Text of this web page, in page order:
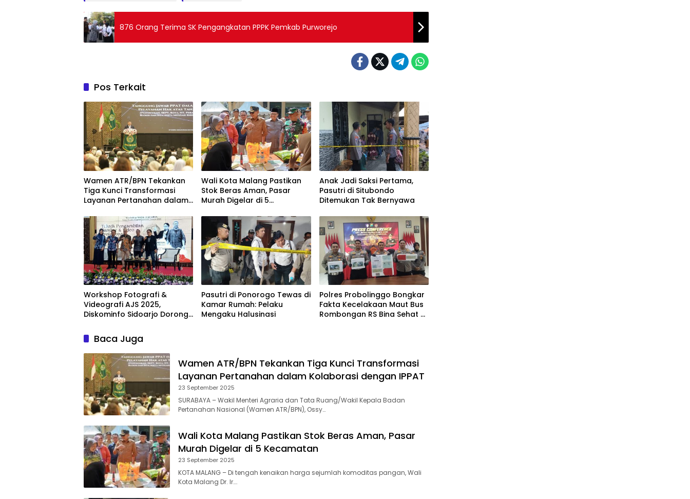
876 Orang Terima SK Pengangkatan PPPK Pemkab Purworejo
Pos Terkait
Wamen ATR/BPN Tekankan
Tiga Kunci Transformasi
Layanan Pertanahan dalam
Wali Kota Malang Pastikan
Stok Beras Aman, Pasar
Murah Digelar di 5
Anak Jadi Saksi Pertama,
Pasutri di Situbondo
Ditemukan Tak Bernyawa
Workshop Fotografi &
Videografi AJS 2025,
Diskominfo Sidoarjo Dorong
Sejarah dan Budaya
Pasutri di Ponorogo Tewas di
Kamar Rumah: Pelaku
Mengaku Halusinasi
Polres Probolinggo Bongkar
Fakta Kecelakaan Maut Bus
Rombongan RS Bina Sehat di
Baca Juga
Wamen ATR/BPN Tekankan Tiga Kunci Transformasi
Layanan Pertanahan dalam Kolaborasi dengan IPPAT
23 September 2025
SURABAYA – Wakil Menteri Agraria dan Tata Ruang/Wakil Kepala Badan
Pertanahan Nasional (Wamen ATR/BPN), Ossy…
Wali Kota Malang Pastikan Stok Beras Aman, Pasar
Murah Digelar di 5 Kecamatan
23 September 2025
KOTA MALANG – Di tengah kenaikan harga sejumlah komoditas pangan, Wali
Kota Malang Dr. Ir….